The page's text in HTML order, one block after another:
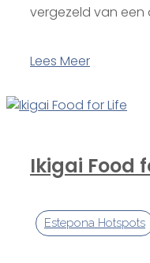
vergezeld van een
Lees Meer
Ikigai Food
Estepona Hotspots